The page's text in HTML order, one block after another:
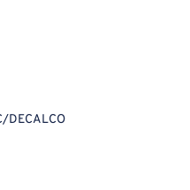
DECALCO